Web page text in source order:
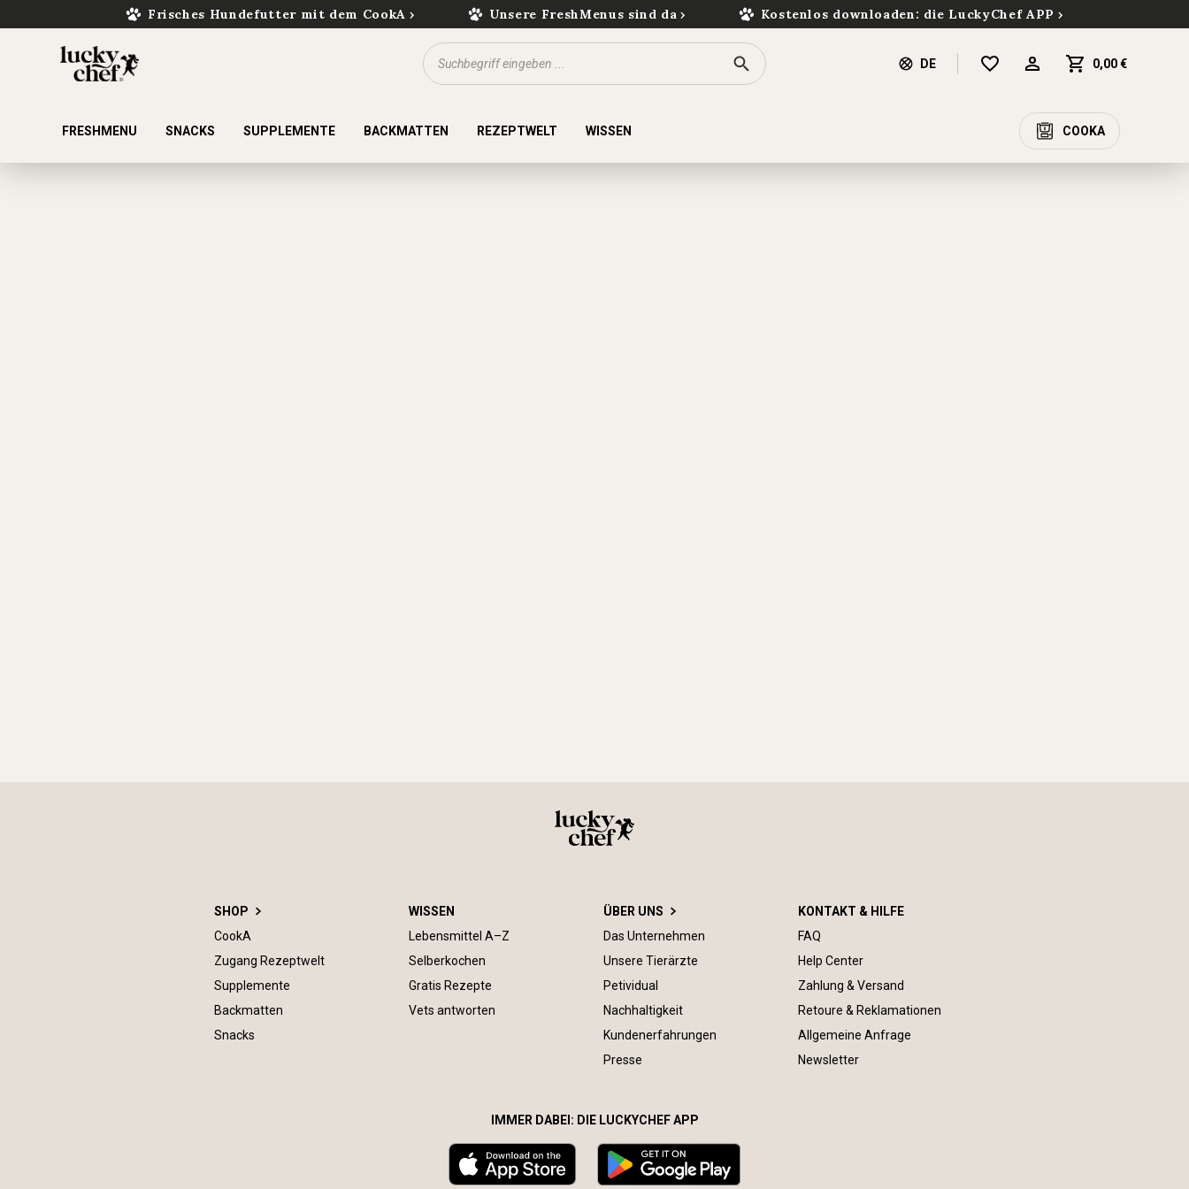
Frisches Hundefutter mit dem CookA Unsere FreshMenus sind da Kostenlos downloaden: die LuckyChef APP
DE 0,00 €
FRESHMENU SNACKS SUPPLEMENTE BACKMATTEN REZEPTWELT COOKA
WISSEN
SHOP
CookA
Zugang Rezeptwelt
Supplemente
Backmatten
Snacks
WISSEN
Lebensmittel A–Z
Selberkochen
Gratis Rezepte
Vets antworten
ÜBER UNS
Das Unternehmen
Unsere Tierärzte
Petividual
Nachhaltigkeit
Kundenerfahrungen
Presse
KONTAKT & HILFE
FAQ
Help Center
Zahlung & Versand
Retoure & Reklamationen
Allgemeine Anfrage
Newsletter
IMMER DABEI: DIE LUCKYCHEF APP